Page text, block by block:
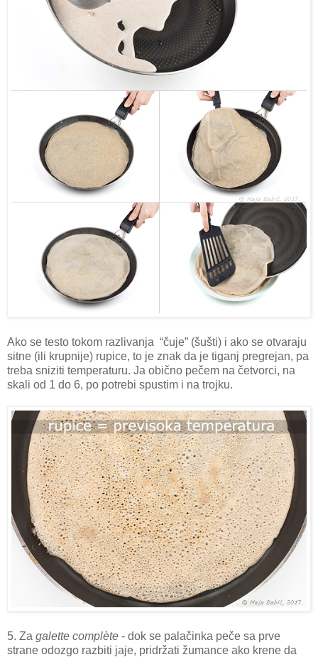
Ako se testo tokom razlivanja “čuje” (šušti) i ako se otvaraju
sitne (ili krupnije) rupice, to je znak da je tiganj pregrejan, pa
treba sniziti temperaturu. Ja obično pečem na četvorci, na
skali od 1 do 6, po potrebi spustim i na trojku.
5. Za galette complète - dok se palačinka peče sa prve
strane odozgo razbiti jaje, pridržati žumance ako krene da